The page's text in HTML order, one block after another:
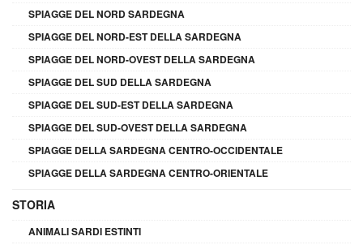
SPIAGGE DEL NORD SARDEGNA
SPIAGGE DEL NORD-EST DELLA SARDEGNA
SPIAGGE DEL NORD-OVEST DELLA SARDEGNA
SPIAGGE DEL SUD DELLA SARDEGNA
SPIAGGE DEL SUD-EST DELLA SARDEGNA
SPIAGGE DEL SUD-OVEST DELLA SARDEGNA
SPIAGGE DELLA SARDEGNA CENTRO-OCCIDENTALE
SPIAGGE DELLA SARDEGNA CENTRO-ORIENTALE
STORIA
ANIMALI SARDI ESTINTI